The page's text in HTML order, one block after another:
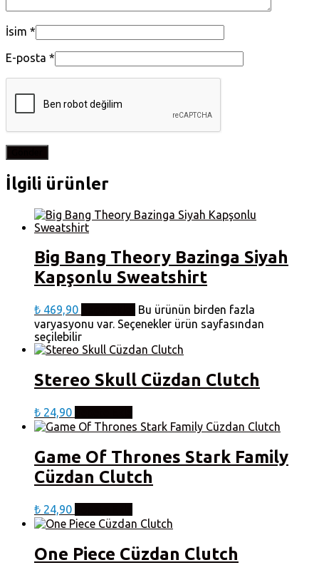
İsim *
E-posta *
İlgili ürünler
Big Bang Theory Bazinga Siyah
Kapşonlu Sweatshirt
₺ 469,90
Bu ürünün birden fazla
varyasyonu var. Seçenekler ürün sayfasından
seçilebilir
Stereo Skull Cüzdan Clutch
₺ 24,90
Game Of Thrones Stark Family
Cüzdan Clutch
₺ 24,90
One Piece Cüzdan Clutch